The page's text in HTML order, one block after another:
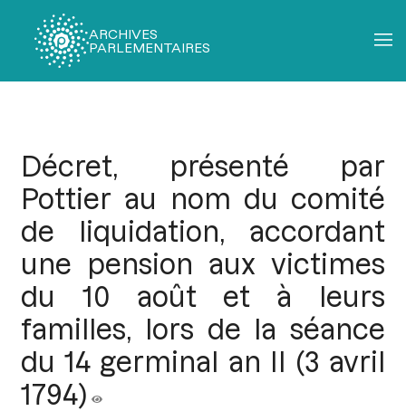
ARCHIVES
PARLEMENTAIRES
Décret, présenté par
Pottier au nom du comité
de liquidation, accordant
une pension aux victimes
du 10 août et à leurs
familles, lors de la séance
du 14 germinal an II (3 avril
1794)